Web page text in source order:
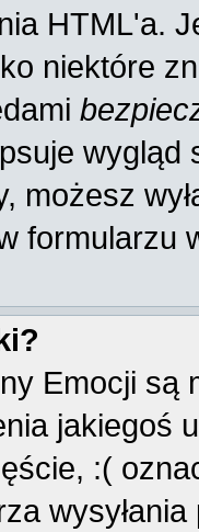
HTML'a.
niektóre
wygląd
możesz
formularzu
Emocji są
jakiegoś
:(